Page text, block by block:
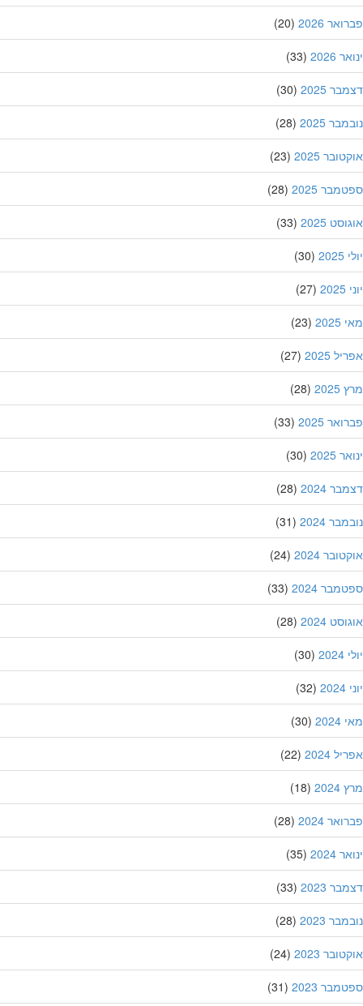
2026
(20)
2026
(33)
2025
(30)
2025
(28)
2025
(23)
2025
(28)
2025
(33)
(30)
(27)
(23)
2025
(27)
(28)
2025
(33)
2025
(30)
2024
(28)
2024
(31)
2024
(24)
2024
(33)
2024
(28)
(30)
(32)
(30)
2024
(22)
(18)
2024
(28)
2024
(35)
2023
(33)
2023
(28)
2023
(24)
2023
(31)